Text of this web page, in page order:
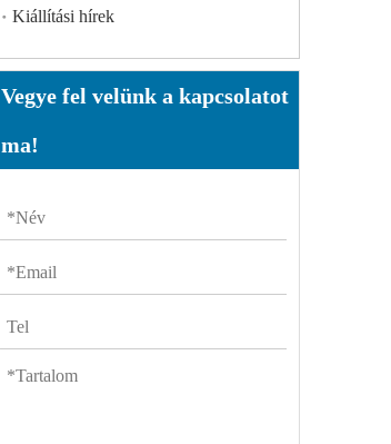
Kiállítási hírek
Vegye fel velünk a kapcsolatot
ma!